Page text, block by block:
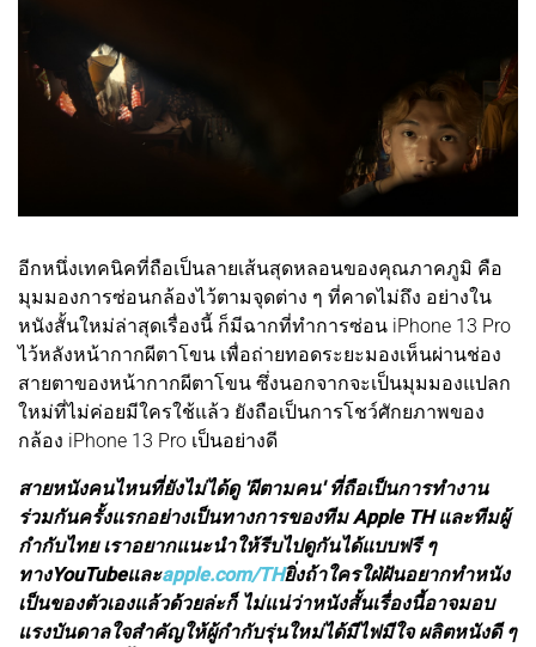
อีกหนึ่งเทคนิคที่ถือเป็นลายเส้นสุดหลอนของคุณภาคภูมิ คือ
มุมมองการซ่อนกล้องไว้ตามจุดต่าง ๆ ที่คาดไม่ถึง อย่างใน
หนังสั้นใหม่ล่าสุดเรื่องนี้ ก็มีฉากที่ทำการซ่อน iPhone 13 Pro
ไว้หลังหน้ากากผีตาโขน เพื่อถ่ายทอดระยะมองเห็นผ่านช่อง
สายตาของหน้ากากผีตาโขน ซึ่งนอกจากจะเป็นมุมมองแปลก
ใหม่ที่ไม่ค่อยมีใครใช้แล้ว ยังถือเป็นการโชว์ศักยภาพของ
กล้อง iPhone 13 Pro เป็นอย่างดี
สายหนังคนไหนที่ยังไม่ได้ดู 'ผีตามคน' ที่ถือเป็นการทำงาน
ร่วมกันครั้งแรกอย่างเป็นทางการของทีม Apple TH และทีมผู้
กำกับไทย เราอยากแนะนำให้รีบไปดูกันได้แบบฟรี ๆ
ทางYouTubeและapple.com/THยิ่งถ้าใครใฝ่ฝันอยากทำหนัง
เป็นของตัวเองแล้วด้วยล่ะก็ ไม่แน่ว่าหนังสั้นเรื่องนี้อาจมอบ
แรงบันดาลใจสำคัญให้ผู้กำกับรุ่นใหม่ได้มีไฟมีใจ ผลิตหนังดี ๆ